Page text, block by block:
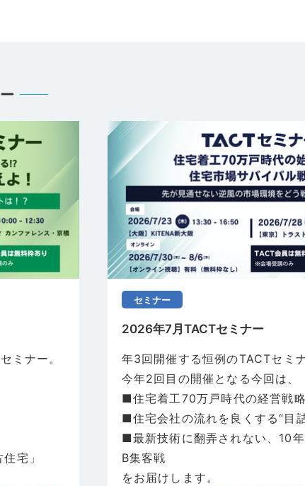
ミナー。
宅」
セミナー
2026年7月TACTセミナー
年3回開催する恒例のTACTセミナ
今年2回目の開催となる今回は、
■住宅着工70万戸時代の経営戦略
■住宅会社の流れを良くする“目
■最新技術に翻弄されない、10
B集客戦
をお届けします。